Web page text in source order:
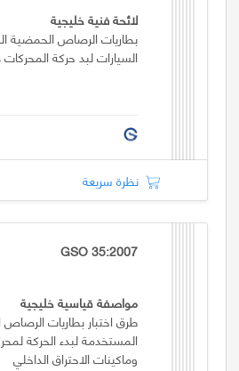
لائحة فنية خليجية
بطاريات الرصاص الحمضية
السيارات لبد حركة المحركات
نظرة سريعة
GSO 35:2007
مواصفة قياسية خليجية
طرق اختبار بطاريات
المستخدمة لبدء الحركة
وماكينات الاحتراق الداخلي